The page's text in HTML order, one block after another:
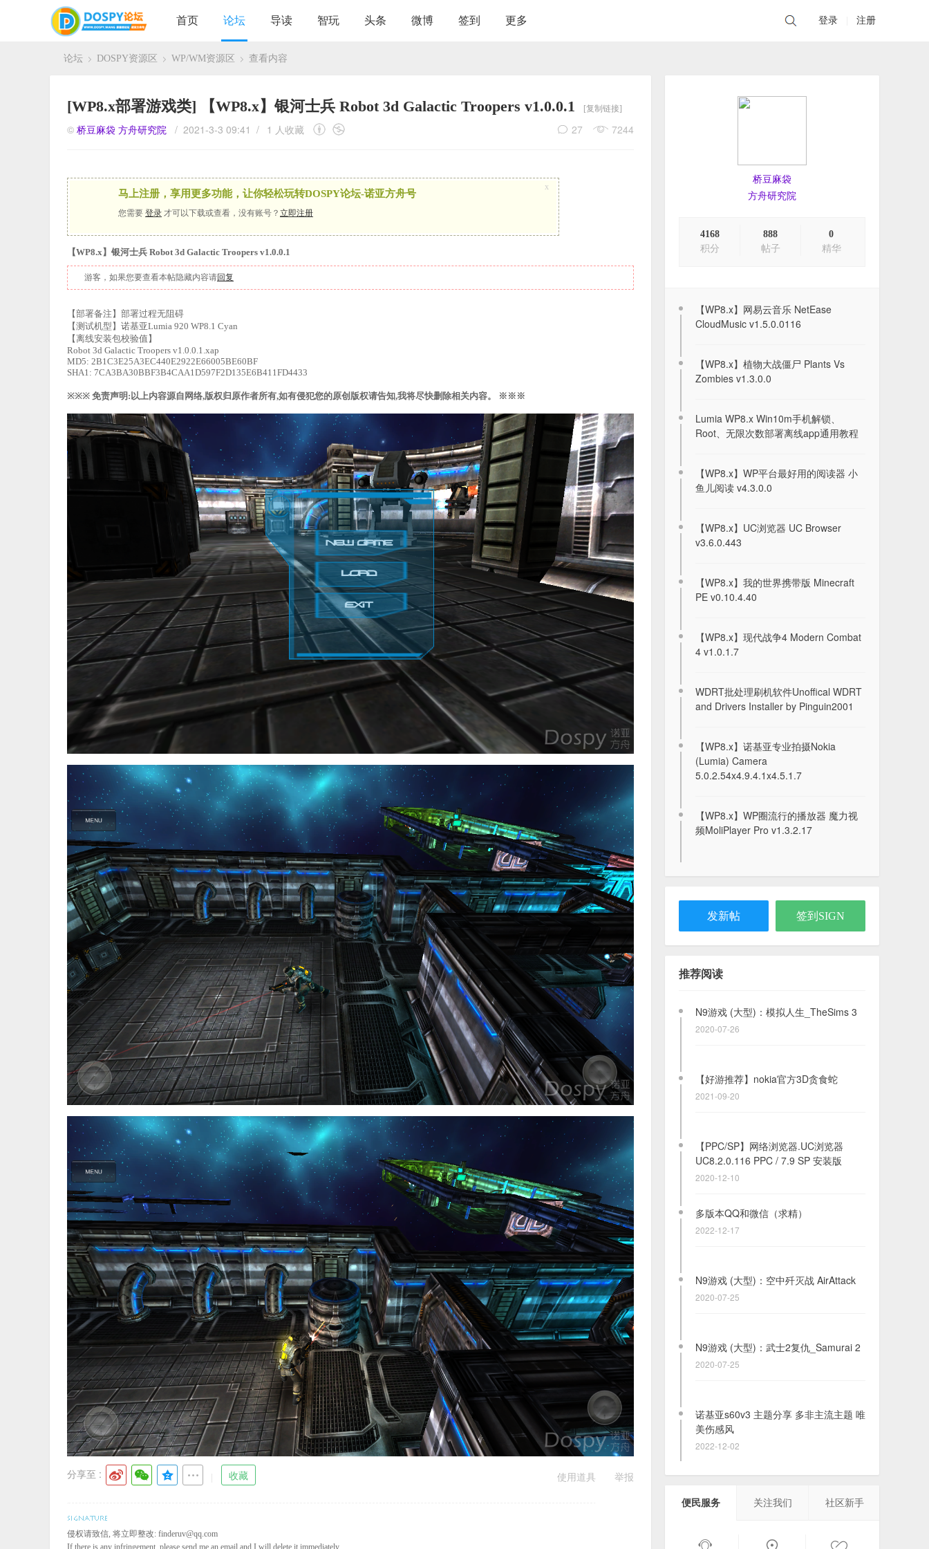
首页 论坛 导读 智玩 头条 微博 签到 更多 登录 注册
论坛 DOSPY资源区 WP/WM资源区 查看内容
桥豆麻袋
方舟研究院
4168
积分
888
帖子
0
精华
【WP8.x】网易云音乐 NetEase
CloudMusic v1.5.0.0116
【WP8.x】植物大战僵尸 Plants Vs
Zombies v1.3.0.0
Lumia WP8.x Win10m手机解锁、
Root、无限次数部署离线app通用教程
【WP8.x】WP平台最好用的阅读器 小
鱼儿阅读 v4.3.0.0
【WP8.x】UC浏览器 UC Browser
v3.6.0.443
【WP8.x】我的世界携带版 Minecraft
PE v0.10.4.40
【WP8.x】现代战争4 Modern Combat
4 v1.0.1.7
WDRT批处理刷机软件Unoffical WDRT
and Drivers Installer by Pinguin2001
【WP8.x】诺基亚专业拍摄Nokia
(Lumia) Camera
5.0.2.54x4.9.4.1x4.5.1.7
【WP8.x】WP圈流行的播放器 魔力视
频MoliPlayer Pro v1.3.2.17
发新帖 签到SIGN
推荐阅读
2025-05-25
2026-08-06
关于目前塞班登录QQ的见解
2022-12-05
N9游戏 (大型)：亡命飞车 Protoxide-
Master
2020-07-29
N9游戏 (大型)：齿轮滚球 Gears
2020-07-28
N9游戏 (大型)：战争之虫 WarMUX
2020-07-28
2021-11-11
N9游戏 (大型)：模拟人生_TheSims 3
【好游推荐】nokia官方3D贪食蛇
2021-09-20
【PPC/SP】网络浏览器.UC浏览器
UC8.2.0.116 PPC / 7.9 SP 安装版
多版本QQ和微信（求精）
2022-12-17
N9游戏 (大型)：空中歼灭战 AirAttack
2020-07-25
N9游戏 (大型)：武士2复仇_Samurai 2
2020-07-25
诺基亚s60v3 主题分享 多非主流主题 唯
美伤感风
N9游戏 (大型)：机器人大冒险Roboto
2020-07-24
（共支持400+款机型）
便民服务 关注我们 社区新手
[WP8.x部署游戏类] 【WP8.x】银河士兵 Robot 3d Galactic Troopers v1.0.0.1 [复制链接]
© 桥豆麻袋 方舟研究院 / 2021-3-3 09:41 / 1 人收藏 7244
27
马上注册，享用更多功能，让你轻松玩转DOSPY论坛-诺亚方舟号
您需要 登录 才可以下载或查看，没有账号？ 立即注册
x
【WP8.x】银河士兵 Robot 3d Galactic Troopers v1.0.0.1
游客，如果您要查看本帖隐藏内容请回复
【部署备注】部署过程无阻碍
【测试机型】诺基亚Lumia 920 WP8.1 Cyan
【离线安装包校验值】
Robot 3d Galactic Troopers v1.0.0.1.xap
MD5: 2B1C3E25A3EC440E2922E66005BE60BF
SHA1: 7CA3BA30BBF3B4CAA1D597F2D135E6B411FD4433
※※※ 免责声明:以上内容源自网络,版权归原作者所有,如有侵犯您的原创版权请告知,我将尽快删除相关内容。 ※※※
分享至 : 收藏 使用道具 举报
侵权请致信, 将立即整改: finderuv@qq.com
If there is any infringement, please send me an email and I will delete it immediately.